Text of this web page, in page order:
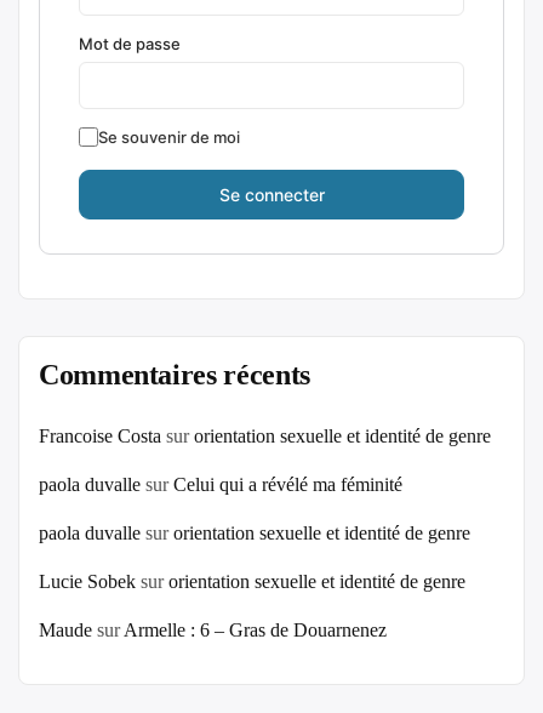
Mot de passe
Se souvenir de moi
Commentaires récents
Francoise Costa surorientation sexuelle et identité de genre
paola duvalle surCelui qui a révélé ma féminité
paola duvalle surorientation sexuelle et identité de genre
Lucie Sobek surorientation sexuelle et identité de genre
Maude surArmelle : 6 – Gras de Douarnenez